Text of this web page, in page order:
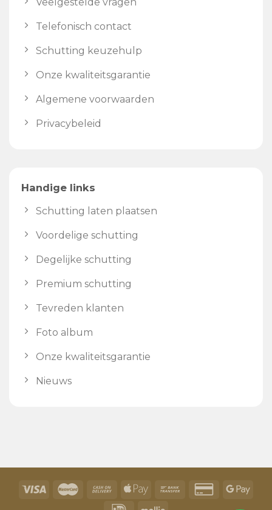
Telefonisch contact
Schutting keuzehulp
Onze kwaliteitsgarantie
Algemene voorwaarden
Privacybeleid
Handige links
Schutting laten plaatsen
Voordelige schutting
Degelijke schutting
Premium schutting
Tevreden klanten
Foto album
Onze kwaliteitsgarantie
Nieuws